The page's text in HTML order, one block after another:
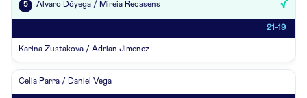
5 Álvaro Dóyega / Mireia Recasens
21-19
Karina Zustakova / Adrian Jimenez
Celia Parra / Daniel Vega